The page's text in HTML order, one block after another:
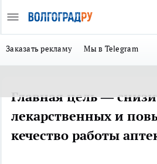
Заказать рекламу Мы в Telegram
Главная цель —
лекарственных и
кечество работы